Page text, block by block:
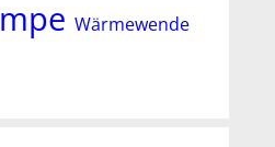
Wärmewende